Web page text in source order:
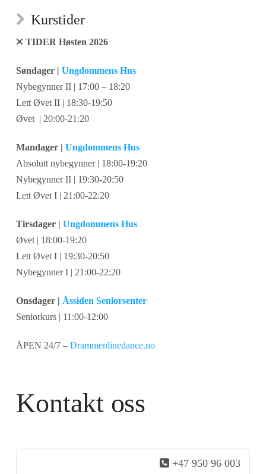
Kurstider
TIDER Høsten 2026
Søndager | Ungdommens Hus
Nybegynner II | 17:00 – 18:20
Lett Øvet II | 18:30-19:50
Øvet | 20:00-21:20
Mandager | Ungdommens Hus
Absolutt nybegynner | 18:00-19:20
Nybegynner II | 19:30-20:50
Lett Øvet I | 21:00-22:20
Tirsdager | Ungdommens Hus
Øvet | 18:00-19:20
Lett Øvet I | 19:30-20:50
Nybegynner I | 21:00-22:20
Onsdager | Åssiden Seniorsenter
Seniorkurs | 11:00-12:00
ÅPEN 24/7 – Drammenlinedance.no
Kontakt oss
+47 950 96 003